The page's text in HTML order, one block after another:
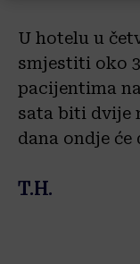
U hotelu u
smjestiti oko
pacijentima
sata biti dvije
dana ondje
T.H.